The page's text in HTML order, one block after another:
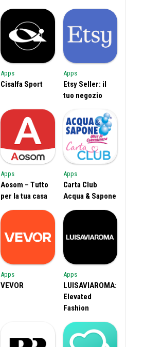
Apps
Cisalfa Sport
Apps
Etsy Seller: il
tuo negozio
Apps
Aosom – Tutto
per la tua casa
Apps
Carta Club
Acqua & Sapone
Apps
VEVOR
Apps
LUISAVIAROMA:
Elevated
Fashion